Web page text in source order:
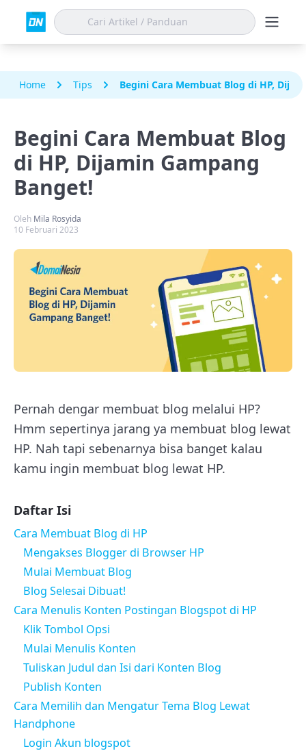
Home Tips Begini Cara Membuat Blog di HP,
Begini Cara Membuat Blog
di HP, Dijamin Gampang
Banget!
Oleh Mila Rosyida
10 Februari 2023
Pernah dengar membuat blog melalui HP?
Hmm sepertinya jarang ya membuat blog lewat
HP. Nah tapi sebenarnya bisa banget kalau
kamu ingin membuat blog lewat HP.
Daftar Isi
Cara Membuat Blog di HP
Mengakses Blogger di Browser HP
Mulai Membuat Blog
Blog Selesai Dibuat!
Cara Menulis Konten Postingan Blogspot di HP
Klik Tombol Opsi
Mulai Menulis Konten
Tuliskan Judul dan Isi dari Konten Blog
Publish Konten
Cara Memilih dan Mengatur Tema Blog Lewat
Handphone
Login Akun blogspot